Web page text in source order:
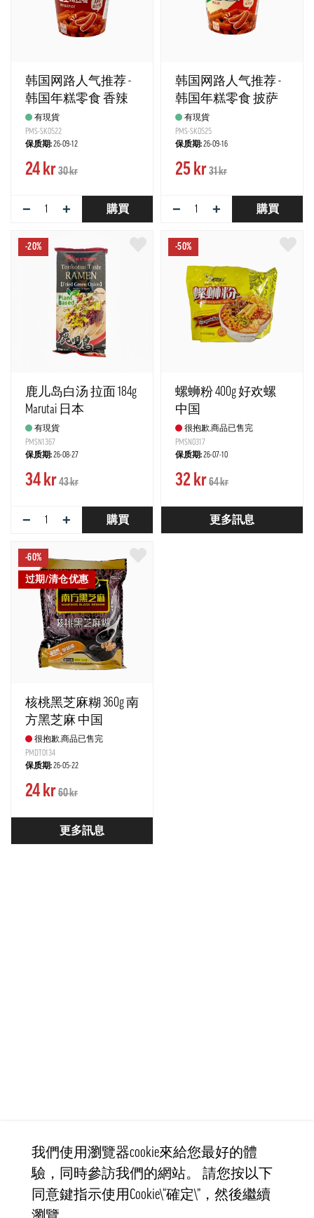
韩国网路人气推荐 -
韩国年糕零食 香辣
风味 50g Yopokki 韩国
有現貨
PMS-SK0522
保质期:26-09-12
24 kr30 kr
− + 購買
韩国网路人气推荐 -
韩国年糕零食 披萨
风味 50g Yopokki 韩国
有現貨
PMS-SK0525
保质期:26-09-16
25 kr31 kr
− + 購買
-20%
鹿儿岛白汤 拉面 184g
Marutai 日本
有現貨
PMSN1367
保质期:26-08-27
34 kr43 kr
− + 購買
-50%
螺蛳粉 400g 好欢螺
中国
很抱歉,商品已售完
PMSN0317
保质期:26-07-10
32 kr64 kr
更多訊息
-60%
过期/清仓优惠
核桃黑芝麻糊 360g 南
方黑芝麻 中国
很抱歉,商品已售完
PMDT0134
保质期:26-05-22
24 kr60 kr
更多訊息
我們使用瀏覽器cookie來給您最好的體
驗，同時參訪我們的網站。 請您按以下
同意鍵指示使用Cookie\“確定\”，然後繼續